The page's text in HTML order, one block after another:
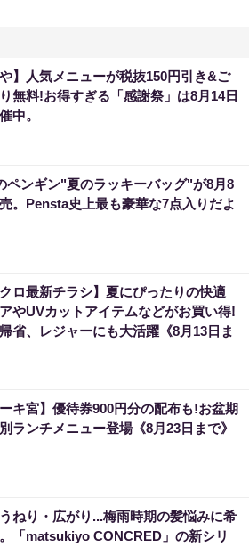
や】人気メニューが税抜150円引き&ご
無料!お得すぎる「感謝祭」は8月14日
中。
ペンギン"夏のラッキーバッグ"が8月8
。Pensta史上最も豪華な7点入りだよ
クロ最新チラシ】夏にぴったりの快適
やUVカットアイテムなどがお買い得!
省、レジャーにも大活躍《8月13日ま
ーキ宮】優待券900円分の配布も!お盆期
ランチメニュー登場《8月23日まで》
ねり・広がり...梅雨時期の髪悩みに希
「matsukiyo CONCRED」の新シリ